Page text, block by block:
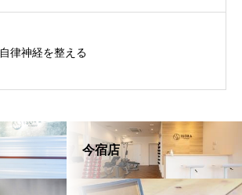
自律神経を整える
今宿店